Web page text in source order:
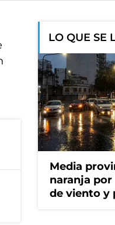
LO QUE SE
Media
naranja por
de viento y